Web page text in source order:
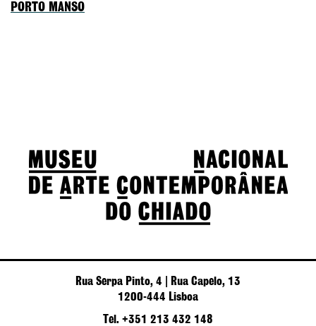
PORTO MANSO
Rua Serpa Pinto, 4 | Rua Capelo, 13
1200-444 Lisboa
Tel. +351 213 432 148